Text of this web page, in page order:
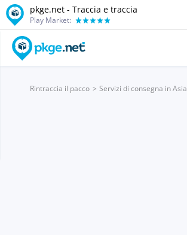
pkge.net - Traccia e traccia
Play Market:
Rintraccia il pacco Servizi di consegna in Asia